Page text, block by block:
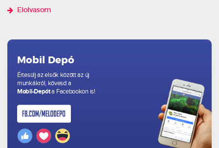
Elolvasom
Mobil Depó
Értesülj az elsők között az új
munkákról, kövesd a
Mobil-Depóta Facebookon is!